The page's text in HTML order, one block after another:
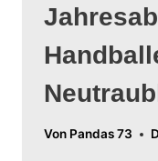
Von Pandas 73